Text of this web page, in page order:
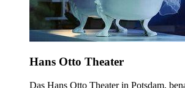
Hans Otto Theater
Das Hans Otto Theater in Potsdam,